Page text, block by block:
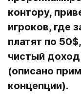
контору,
игроков, где
платят по
чистый
(описано
концепции).